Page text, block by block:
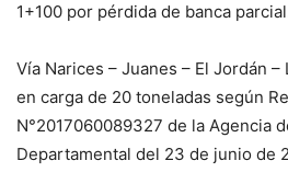
1+100 por pérdida de banca
Vía Narices – Juanes – El Jordán
en carga de 20 toneladas según
N°2017060089327 de la Agencia
Departamental del 23 de junio de